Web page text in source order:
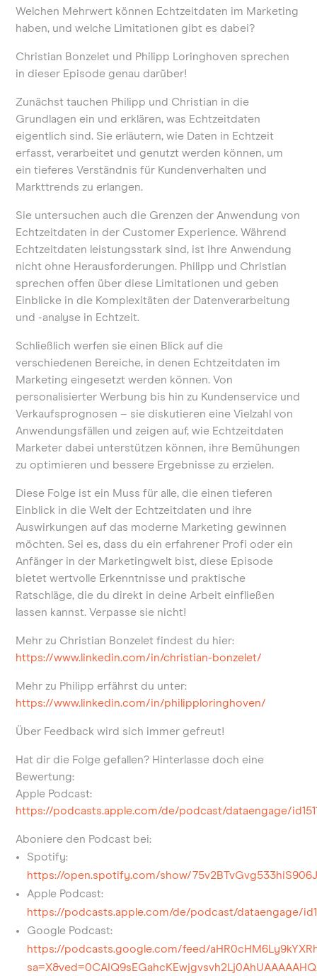
Welchen Mehrwert können Echtzeitdaten im Marketing
haben, und welche Limitationen gibt es dabei?
Christian Bonzelet und Philipp Loringhoven sprechen
in dieser Episode genau darüber!
Zunächst tauchen Philipp und Christian in die
Grundlagen ein und erklären, was Echtzeitdaten
eigentlich sind. Sie erläutern, wie Daten in Echtzeit
erfasst, verarbeitet und genutzt werden können, um
ein tieferes Verständnis für Kundenverhalten und
Markttrends zu erlangen.
Sie untersuchen auch die Grenzen der Anwendung von
Echtzeitdaten in der Customer Experience. Während
Echtzeitdaten leistungsstark sind, ist ihre Anwendung
nicht ohne Herausforderungen. Philipp und Christian
sprechen offen über diese Limitationen und geben
Einblicke in die Komplexitäten der Datenverarbeitung
und -analyse in Echtzeit.
Schließlich werfen sie einen Blick auf die
verschiedenen Bereiche, in denen Echtzeitdaten im
Marketing eingesetzt werden können. Von
personalisierter Werbung bis hin zu Kundenservice und
Verkaufsprognosen – sie diskutieren eine Vielzahl von
Anwendungsfällen und zeigen auf, wie Echtzeitdaten
Marketer dabei unterstützen können, ihre Bemühungen
zu optimieren und bessere Ergebnisse zu erzielen.
Diese Folge ist ein Muss für alle, die einen tieferen
Einblick in die Welt der Echtzeitdaten und ihre
Auswirkungen auf das moderne Marketing gewinnen
möchten. Sei es, dass du ein erfahrener Profi oder ein
Anfänger in der Marketingwelt bist, diese Episode
bietet wertvolle Erkenntnisse und praktische
Ratschläge, die du direkt in deine Arbeit einfließen
lassen kannst. Verpasse sie nicht!
Mehr zu Christian Bonzelet findest du hier:
https://www.linkedin.com/in/christian-bonzelet/
Mehr zu Philipp erfährst du unter:
https://www.linkedin.com/in/philipploringhoven/
Über Feedback wird sich immer gefreut!
Hat dir die Folge gefallen? Hinterlasse doch eine
Bewertung:
Apple Podcast:
https://podcasts.apple.com/de/podcast/dataengage/
Aboniere den Podcast bei:
Spotify:
https://open.spotify.com/show/
Apple Podcast:
https://podcasts.apple.com/de/podcast/dataengage/
Google Podcast:
https://podcasts.google.com/feed/